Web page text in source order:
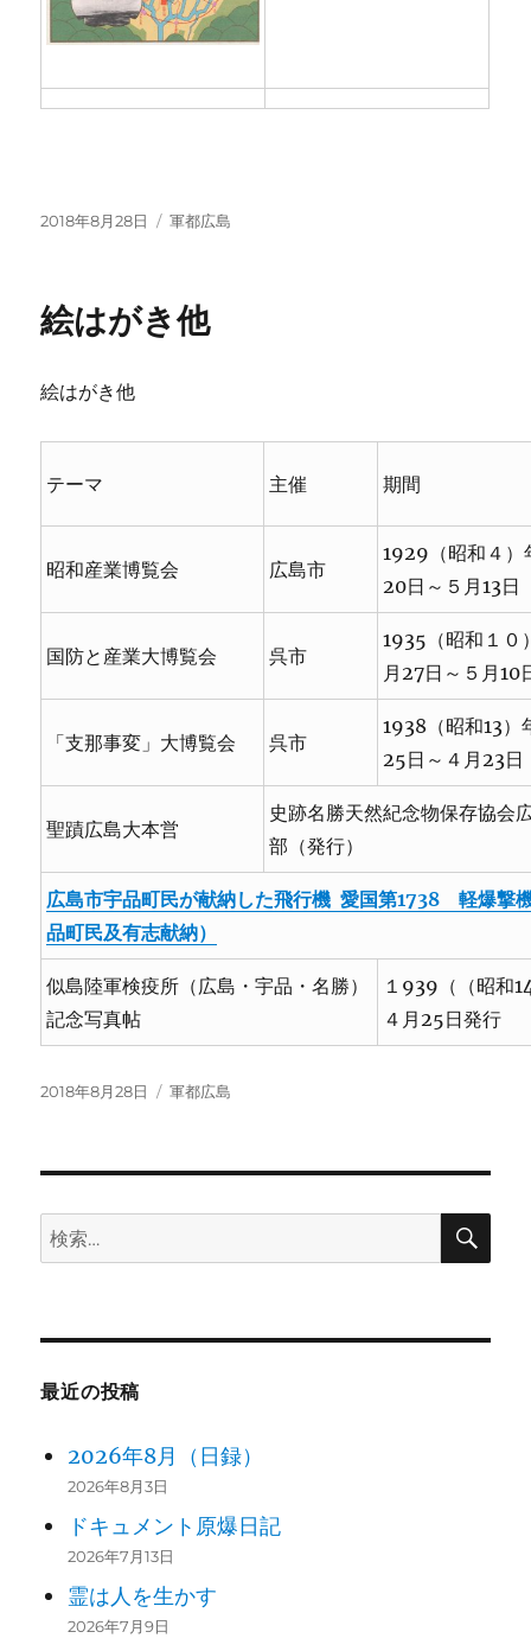
投
2018年8月28日
カ
ー
軍都広島
絵はがき他
絵はがき他
テーマ 主催 期間
昭和産業博覧会 広島市
1929（昭和４）
20日～５月13日
国防と産業大博覧会 呉市
1935（昭和１０
月27日～５月10
「支那事変」大博覧会 呉市
1938（昭和13）
25日～４月23日
聖蹟広島大本営
史跡名勝天然紀念物保存協会
部（発行）
広島市宇品町民が献納した飛行機 愛国第1738 軽爆撃
品町民及有志献納）
似島陸軍検疫所（広島・宇品・名勝）
記念写真帖
１939（（昭和
４月25日発行
投
2018年8月28日
カ
軍都広島
検
索:
検
最近の投稿
2026年8月（日録）
2026年8月3日
ドキュメント原爆日記
2026年7月13日
霊は人を生かす
2026年7月9日